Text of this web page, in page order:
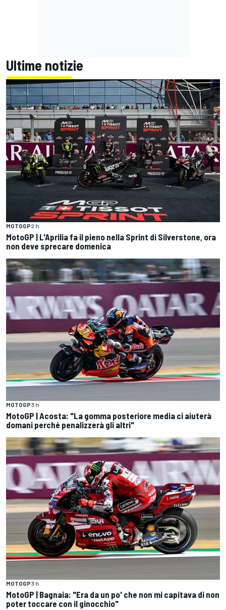
Ultime notizie
MOTOGP2 h
MotoGP | L'Aprilia fa il pieno nella Sprint di Silverstone, ora
non deve sprecare domenica
MOTOGP3 h
MotoGP | Acosta: "La gomma posteriore media ci aiuterà
domani perché penalizzerà gli altri"
MOTOGP3 h
MotoGP | Bagnaia: "Era da un po' che non mi capitava di non
poter toccare con il ginocchio"